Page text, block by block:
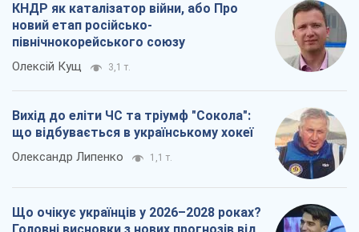
КНДР як каталізатор війни, або Про
новий етап російсько-
північнокорейського союзу
Олексій Кущ 3,1 т.
Вихід до еліти ЧС та тріумф "Сокола":
що відбувається в українському хокеї
Олександр Липенко 1,1 т.
Що очікує українців у 2026–2028 роках?